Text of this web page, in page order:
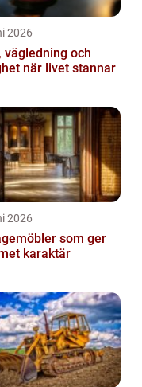
2026
vägledning och
när livet stannar
2026
som ger
karaktär